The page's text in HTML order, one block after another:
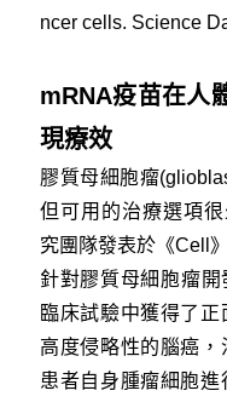
ncer cells. Science
mRNA疫苗在人
現療效
膠質母細胞瘤
但可用的治療選項
究團隊發表於《Cell
針對膠質母細胞瘤
臨床試驗中獲得了
高度侵略性的腦癌
患者自身腫瘤細胞